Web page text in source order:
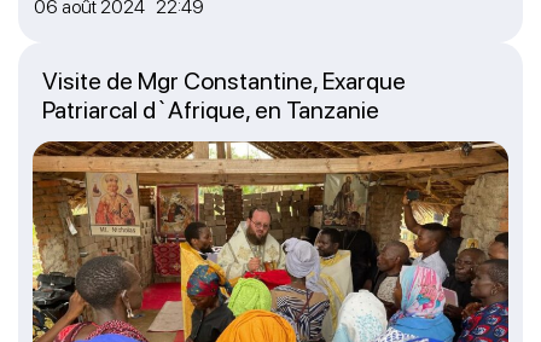
06 août 2024 22:49
Visite de Mgr Constantine, Exarque
Patriarcal d`Afrique, en Tanzanie